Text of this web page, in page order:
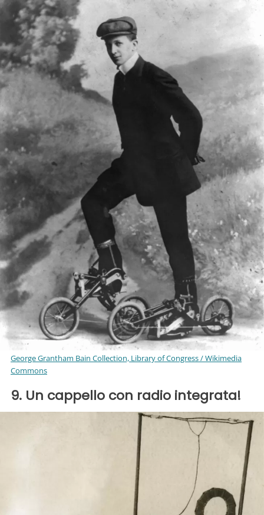
George Grantham Bain Collection, Library of Congress / Wikimedia
Commons
9. Un cappello con radio integrata!